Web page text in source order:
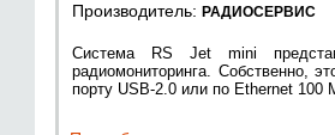
Производитель: РАДИОСЕРВИС
Система RS Jet mini
радиомониторинга. Собственно,
порту USB-2.0 или по Ethernet 100